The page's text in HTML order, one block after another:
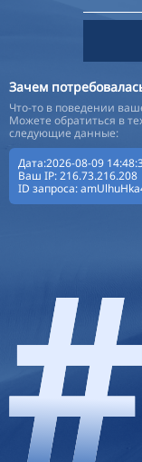
Зачем
Что-то в поведении
Можете обратиться в
следующие данные:
Дата:2026-08-09
Ваш IP:216.73.216.208
ID запроса: